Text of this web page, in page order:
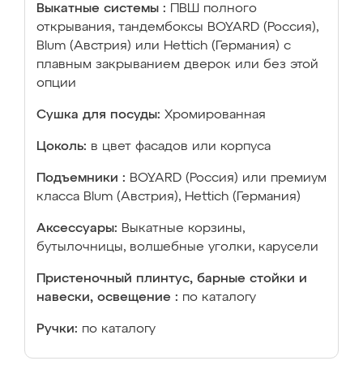
Выкатные системы :
ПВШ полного
открывания, тандембоксы BOYARD (Россия),
Blum (Австрия) или Hettich (Германия) с
плавным закрыванием дверок или без этой
опции
Сушка для посуды: Хромированная
Цоколь: в цвет фасадов или корпуса
Подъемники : BOYARD (Россия) или премиум
класса Blum (Австрия), Hettich (Германия)
Аксессуары: Выкатные корзины,
бутылочницы, волшебные уголки, карусели
Пристеночный плинтус, барные стойки и
навески, освещение : по каталогу
Ручки: по каталогу